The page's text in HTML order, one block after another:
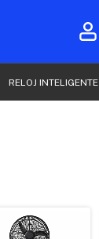
RELOJ INTELIGENTE